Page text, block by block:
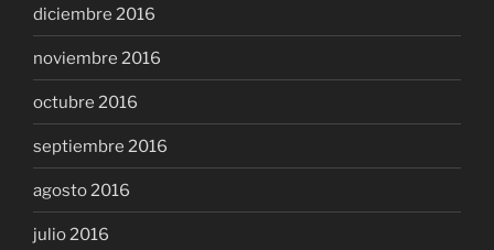
diciembre 2016
noviembre 2016
octubre 2016
septiembre 2016
agosto 2016
julio 2016